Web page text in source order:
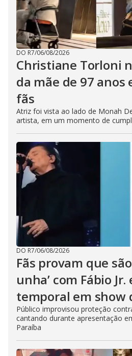
DO R7/06/08/2026
Christiane Torloni
da mãe de 97 anos
fãs
Atriz foi vista ao lado de Monah
artista, em um momento de
DO R7/06/08/2026
Fãs provam que
unha’ com Fábio
temporal em
Público improvisou proteção
cantando durante apresentação
Paraíba